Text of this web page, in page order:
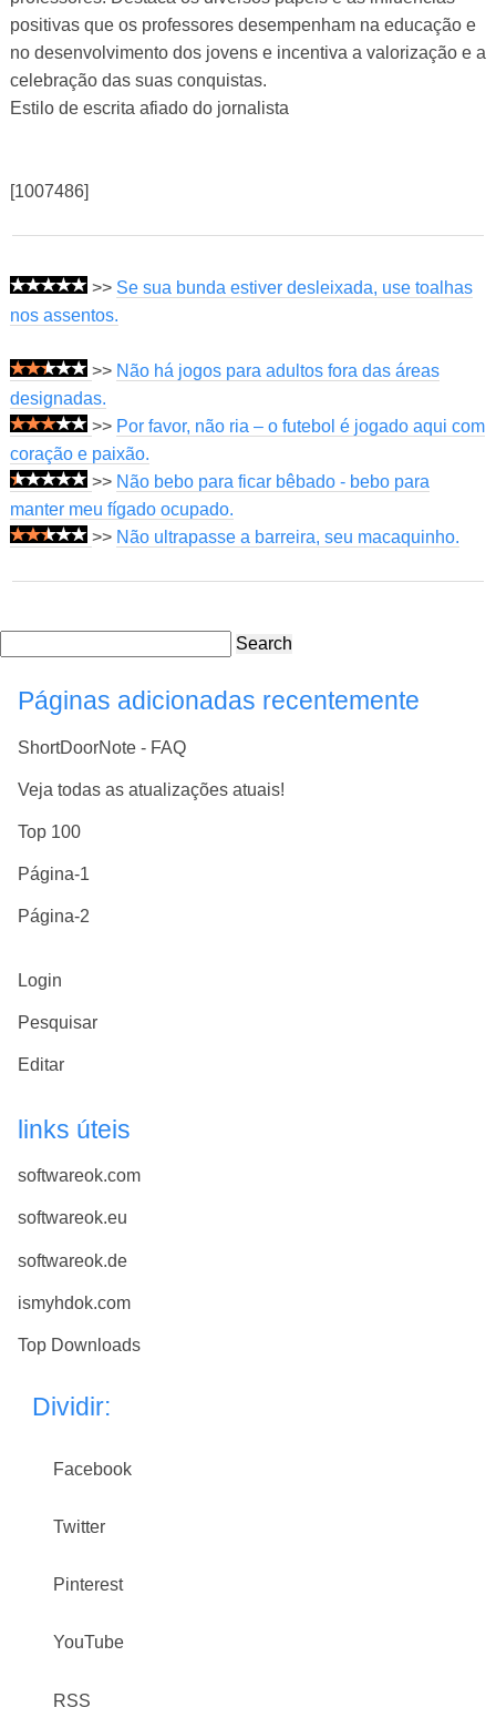
positivas que os professores desempenham na educação e
no desenvolvimento dos jovens e incentiva a valorização e a
celebração das suas conquistas.
Estilo de escrita afiado do jornalista
[1007486]
>> Se sua bunda estiver desleixada, use toalhas
nos assentos.
>> Não há jogos para adultos fora das áreas
designadas.
>> Por favor, não ria – o futebol é jogado aqui com
coração e paixão.
>> Não bebo para ficar bêbado - bebo para
manter meu fígado ocupado.
>> Não ultrapasse a barreira, seu macaquinho.
Search
Páginas adicionadas recentemente
ShortDoorNote - FAQ
Veja todas as atualizações atuais!
Top 100
Página-1
Página-2
Login
Pesquisar
Editar
links úteis
softwareok.com
softwareok.eu
softwareok.de
ismyhdok.com
Top Downloads
Dividir:
Facebook
Twitter
Pinterest
YouTube
RSS